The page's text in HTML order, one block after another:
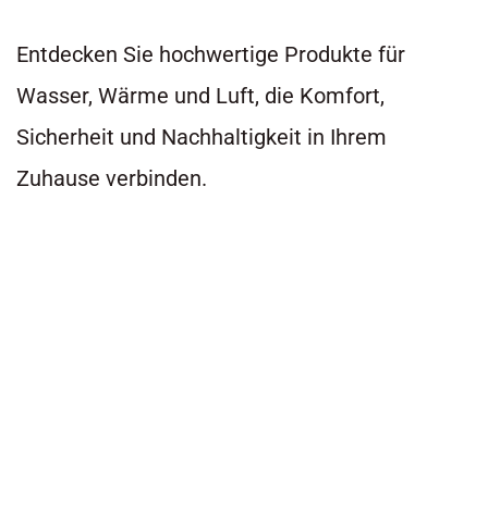
Entdecken Sie hochwertige Produkte für
Wasser, Wärme und Luft, die Komfort,
Sicherheit und Nachhaltigkeit in Ihrem
Zuhause verbinden.